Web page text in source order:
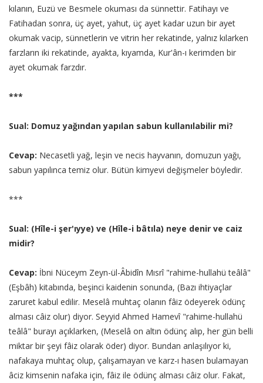
kılanın, Euzü ve Besmele okuması da sünnettir. Fatihayı ve
Fatihadan sonra, üç ayet, yahut, üç ayet kadar uzun bir ayet
okumak vacip, sünnetlerin ve vitrin her rekatinde, yalnız kılarken
farzların iki rekatinde, ayakta, kıyamda, Kur'ân-ı kerimden bir
ayet okumak farzdır.
***
Sual: Domuz yağından yapılan sabun kullanılabilir mi?
Cevap: Necasetli yağ, leşin ve necis hayvanın, domuzun yağı,
sabun yapılınca temiz olur. Bütün kimyevi değişmeler böyledir.
***
Sual: (Hîle-i şer'ıyye) ve (Hîle-i bâtıla) neye denir ve caiz
midir?
Cevap: İbni Nüceym Zeyn-ül-Âbidîn Mısrî "rahime-hullahü teâlâ"
(Eşbâh) kitabında, beşinci kaidenin sonunda, (Bazı ihtiyaçlar
zaruret kabul edilir. Meselâ muhtaç olanın fâiz ödeyerek ödünç
alması câiz olur) diyor. Seyyid Ahmed Hamevî "rahime-hullahü
teâlâ" burayı açıklarken, (Meselâ on altın ödünç alıp, her gün belli
miktar bir şeyi fâiz olarak öder) diyor. Bundan anlaşılıyor ki,
nafakaya muhtaç olup, çalışamayan ve karz-ı hasen bulamayan
âciz kimsenin nafaka için, fâiz ile ödünç alması câiz olur. Fakat,